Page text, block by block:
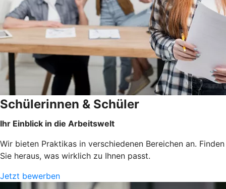
Schülerinnen & Schüler
Ihr Einblick in die Arbeitswelt
Wir bieten Praktikas in verschiedenen Bereichen an. Finden
Sie heraus, was wirklich zu Ihnen passt.
Jetzt bewerben